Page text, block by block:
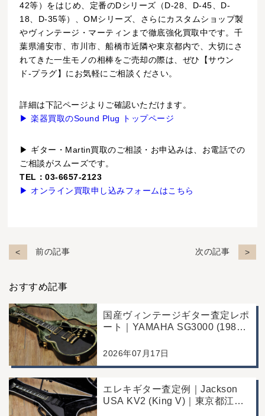
42等）をはじめ、定番のDシリーズ（D-28、D-45、D-
18、D-35等）、OMシリーズ、さらにカスタムショップ製
やヴィンテージ・マーティンまで徹底強化買取中です。千
葉県浦安市、市川市、船橋市近隣や東京都内で、大切にさ
れてきた一生モノの相棒をご売却の際は、ぜひ【サウン
ド-プラグ】にお気軽にご相談ください。
詳細は下記ページよりご確認いただけます。
▶ 楽器買取のSound Plug トップページ
▶ ギター・Martin買取のご相談・お申込みは、お電話での
ご相談がスムーズです。
TEL：03-6657-2123
▶ オンライン買取申し込みフォームはこちら
前の記事 次の記事
おすすめ記事
国産ヴィンテージギター査定レポ
ート｜YAMAHA SG3000 (1988
り店舗にて買取
2026年07月17日
エレキギター査定例｜Jackson
USA KV2 (King V)｜東京都江戸